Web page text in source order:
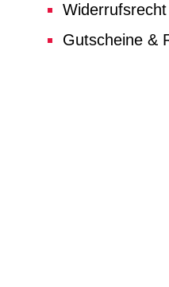
Widerrufsrecht
Gutscheine &